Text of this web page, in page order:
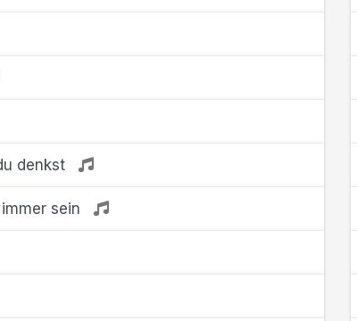
denkst
sein